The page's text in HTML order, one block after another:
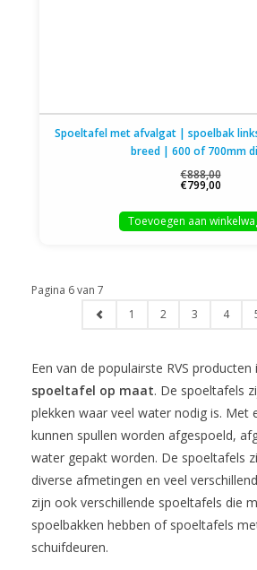
Spoeltafel met afvalgat | spoelbak
breed | 600 of 700mm
€888,00
€799,00
Toevoegen aan
Pagina 6 van 7
1
2 3 4
Een van de populairste RVS producten
spoeltafel op maat. De spoeltafels
plekken waar veel water nodig is. Met
kunnen spullen worden afgespoeld,
water gepakt worden. De spoeltafels
diverse afmetingen en veel
zijn ook verschillende spoeltafels die
spoelbakken hebben of spoeltafels
schuifdeuren.